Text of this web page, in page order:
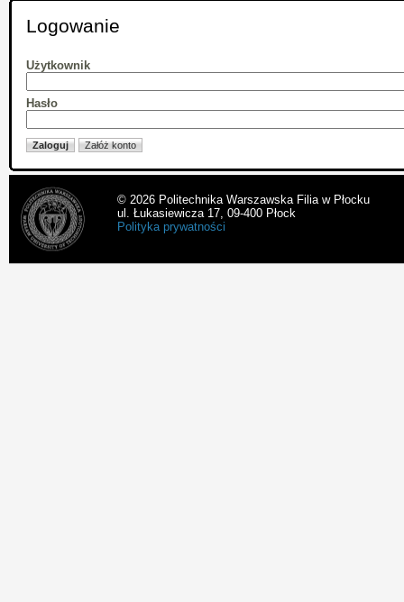
Logowanie
Użytkownik
Hasło
© 2026 Politechnika Warszawska Filia w Płocku
ul. Łukasiewicza 17, 09-400 Płock
Polityka prywatności